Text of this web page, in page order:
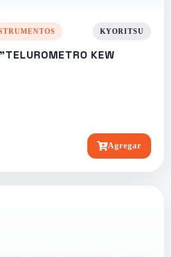
KYORITSU
KEW
Agregar